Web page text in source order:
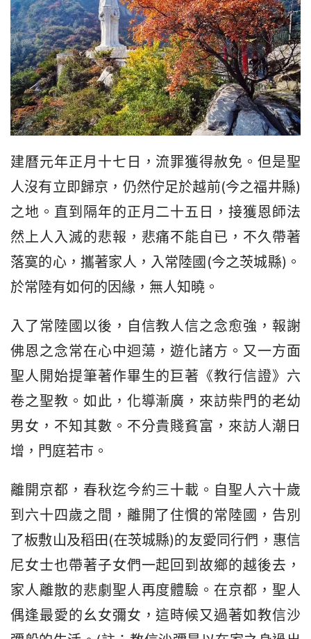
建曆元年正月十七日，流罪獲得赦免。但是聖
人沒有立即歸京，仍然佇足於越前(今之福井縣)
之地。直到隔年的正月二十五日，接獲恩師法
然上人入滅的悲報，悲痛不能自已，不久帶著
落寞的心，攜著家人，入常陸國(今之茨城縣)。
於常陸有如何的因緣，無人知曉。
入了常陸國以後，自信教人信之念愈強，報謝
佛恩之念常在心中迴蕩，遊化諸方。又一方面
聖人開始提筆著作畢生的巨著《教行信證》六
卷之聖教。如此，化導漸廣，來訪柴門的老幼
男女，不知其數。不分貴賤貧富，來訪人潮日
增，門庭若市。
離開京都，春秋迄今約三十載。自聖人六十歲
到六十四歲之間，離開了住慣的常陸國，告別
了板敷山及稻田(在茨城縣)的友愛同行們，惠信
尼女士也帶著子女們一起回到故鄉的越後去，
家人離散的悲劇聖人再度體驗。在京都，聖人
偶逢最愛的幺女彌女，這時候又過著如教信沙